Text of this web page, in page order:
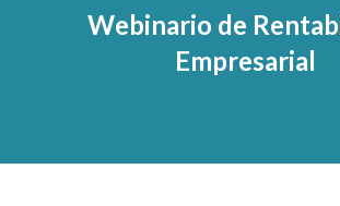
Webinario de
Empresarial